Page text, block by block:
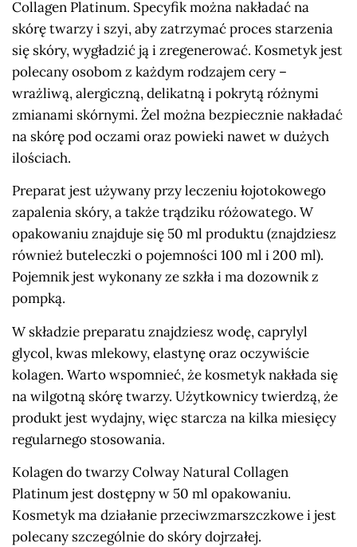
Collagen Platinum. Specyfik można nakładać na
skórę twarzy i szyi, aby zatrzymać proces starzenia
się skóry, wygładzić ją i zregenerować. Kosmetyk jest
polecany osobom z każdym rodzajem cery –
wrażliwą, alergiczną, delikatną i pokrytą różnymi
zmianami skórnymi. Żel można bezpiecznie nakładać
na skórę pod oczami oraz powieki nawet w dużych
ilościach.
Preparat jest używany przy leczeniu łojotokowego
zapalenia skóry, a także trądziku różowatego. W
opakowaniu znajduje się 50 ml produktu (znajdziesz
również buteleczki o pojemności 100 ml i 200 ml).
Pojemnik jest wykonany ze szkła i ma dozownik z
pompką.
W składzie preparatu znajdziesz wodę, caprylyl
glycol, kwas mlekowy, elastynę oraz oczywiście
kolagen. Warto wspomnieć, że kosmetyk nakłada się
na wilgotną skórę twarzy. Użytkownicy twierdzą, że
produkt jest wydajny, więc starcza na kilka miesięcy
regularnego stosowania.
Kolagen do twarzy Colway Natural Collagen
Platinum jest dostępny w 50 ml opakowaniu.
Kosmetyk ma działanie przeciwzmarszczkowe i jest
polecany szczególnie do skóry dojrzałej.